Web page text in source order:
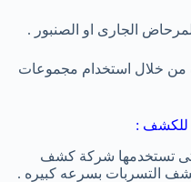
الجارى او الصنبور .
من خلال استخدام مجموعات
للكشف :
تستخدمها شركة كشف
التسربات بسرعه كبيره .